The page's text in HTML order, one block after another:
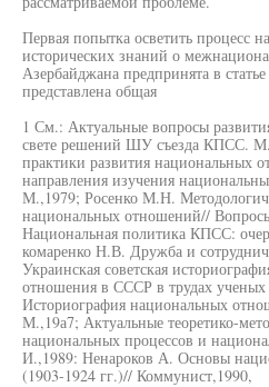
Первая попытка осветить процесс
исторических знаний о
Азербайджана предпринята в
представлена общая
1 См.: Актуальные вопросы
свете решений ШУ съезда КПСС.
практики развития национальных
направления изучения
М.,1979; Росенко М.Н.
национальных отношений//
Национальная политика КПСС:
комаренко Н.В. Дружба и
Украинская советская
отношения в СССР в трудах
Историография национальных
М.,19а7; Актуальные теоретико-
национальных процессов и
И.,1989: Ненароков А. Основы
(1903-1924 гг.)// Коммунист,1990,